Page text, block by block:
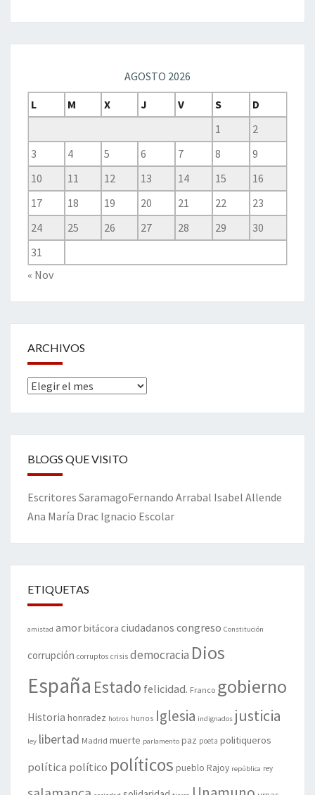
AGOSTO 2026
L
M X J V S
D
1
2
3
4 5 6 7 8
9
10
11 12 13 14 15
16
17
18 19 20 21 22
23
24
25 26 27 28 29
30
31
« Nov
ARCHIVOS
Archivos
BLOGS QUE VISITO
Escritores SaramagoFernando Arrabal Isabel Allende
Ana María Drac Ignacio Escolar
ETIQUETAS
amistad amorbitácora ciudadanos congreso Constitución
corrupción corruptos crisis democracia Dios
España Estado felicidad. Franco gobierno
Historia honradez hotros hunos Iglesia indignados justicia
ley libertad Madrid muerte parlamento paz poeta politiqueros
política político políticos pueblo Rajoy república rey